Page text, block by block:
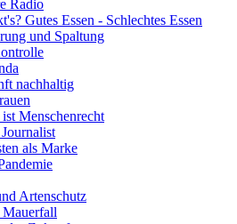
Radio
Gutes Essen - Schlechtes Essen
und Spaltung
nachhaltig
Menschenrecht
als Marke
Artenschutz
Mauerfall